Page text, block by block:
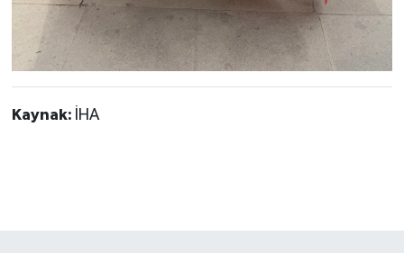
Kaynak: İHA